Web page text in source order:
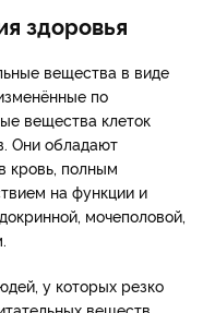
здоровья
вещества в виде
по
вещества клеток
Они обладают
кровь, полным
на функции и
мочеполовой,
у которых резко
веществ,